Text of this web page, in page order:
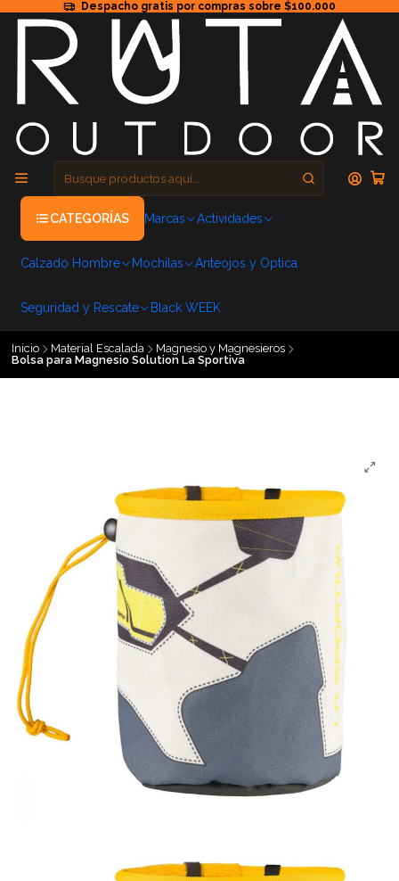
Despacho gratis por compras sobre $100.000
CATEGORÍAS Marcas Actividades
Calzado Hombre Mochilas Anteojos y Optica
Seguridad y Rescate Black WEEK
Inicio Material Escalada
Magnesio y Magnesieros
Bolsa para Magnesio Solution La Sportiva